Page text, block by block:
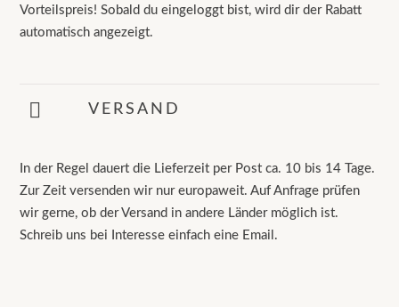
Vorteilspreis! Sobald du eingeloggt bist, wird dir der Rabatt
automatisch angezeigt.
VERSAND
In der Regel dauert die Lieferzeit per Post ca. 10 bis 14 Tage.
Zur Zeit versenden wir nur europaweit. Auf Anfrage prüfen
wir gerne, ob der Versand in andere Länder möglich ist.
Schreib uns bei Interesse einfach eine Email.